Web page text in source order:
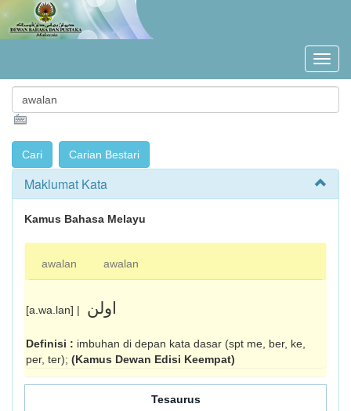
Maklumat Kata
Kamus Bahasa Melayu
awalan awalan
[a.wa.lan] | اولن
Definisi : imbuhan di depan kata dasar (spt me, ber, ke,
per, ter); (Kamus Dewan Edisi Keempat)
Tesaurus